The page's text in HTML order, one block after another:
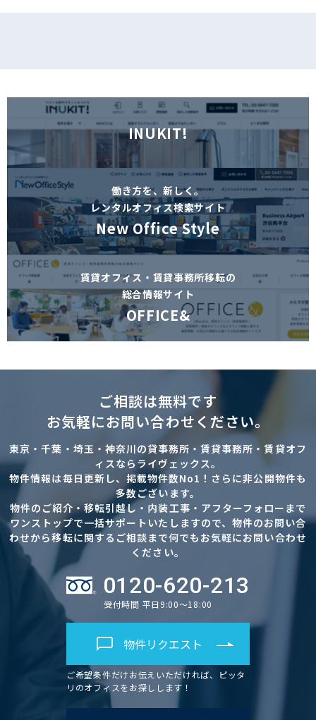
INUKIT!
働き方を、新しく。
レンタルオフィス検索サイト
New Office Style
賃貸オフィス・賃貸事務所移転の
総合情報サイト
OFFICE&
ご相談は無料です
お気軽にお問い合わせください。
東京・千葉・埼玉・神奈川の貸事務所・賃貸事務所・賃貸オフ
ィスならライヴェックス。
物件情報は毎日更新し、掲載物件数No1！さらに非公開物件も
多数ございます。
物件のご紹介・移転引越し・内装工事・アフターフォローまで
ワンストップで一括サポートいたしますので、物件のお問い合
わせから移転に関するご相談まで何でもお気軽にお問い合わせ
ください。
0120-620-213
受付時間 平日9:00～18:00
物件リクエスト
ご希望条件だけお伝えいただければ、ピッタ
リのオフィスをお探しします！